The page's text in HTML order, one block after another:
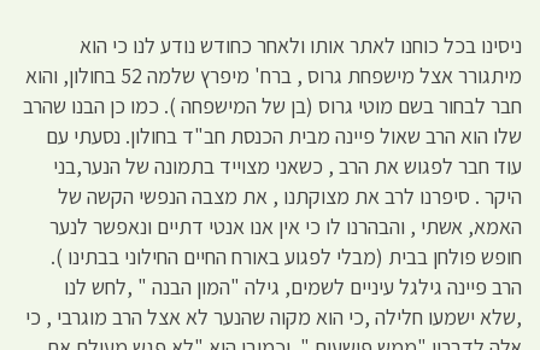
ניסינו בכל כוחנו לאתר אותו ולאחר כחודש נודע לנו כי הוא
מיתגורר אצל מישפחת גרוס , ברח' מיפרץ שלמה 52 בחולון, והוא
חבר לבחור בשם מוטי גרוס (בן של המישפחה ). כמו כן הבנו שהרב
שלו הוא הרב שאול פיינה מבית הכנסת חב"ד בחולון. נסעתי עם
עוד חבר לפגוש את הרב , כשאני מצוייד בתמונה של הנער,בני
היקר . סיפרנו לרב את מצוקתנו , את מצבה הנפשי הקשה של
האמא, אשתי , והבהרנו לו כי אין אנו אנטי דתיים ונאפשר לנער
חופש פולחן בבית (מבלי לפגוע באורח החיים החילוני בבתינו ).
הרב פיינה גילגל עיניים לשמים, גילה "המון הבנה " ,לחש לנו
,שלא ישמעו חלילה ,כי הוא מקוה שהנער לא אצל הרב מוגרבי , כי